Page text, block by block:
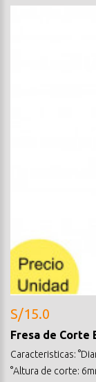
S/15.0
Fresa de Corte
Caracteristicas:
°Altura de corte: